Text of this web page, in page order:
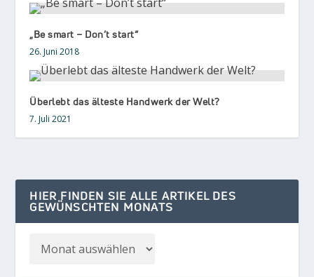
„Be smart – Don’t start“
26. Juni 2018
Überlebt das älteste Handwerk der Welt?
7. Juli 2021
HIER FINDEN SIE ALLE ARTIKEL DES
GEWÜNSCHTEN MONATS